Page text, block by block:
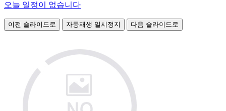
오늘 일정이 없습니다
이전 슬라이드로 자동재생 일시정지 다음 슬라이드로